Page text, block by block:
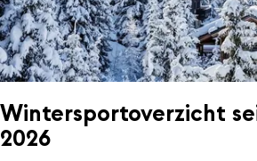
Wintersportoverzicht
2026